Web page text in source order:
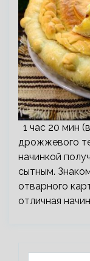
1 час 20 мин
дрожжевого
начинкой
сытным.
отварного
отличная